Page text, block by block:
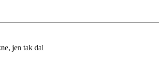
jen tak dal